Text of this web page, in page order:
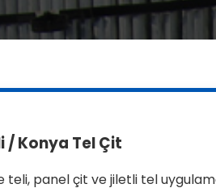
/ Konya Tel Çit
teli, panel çit ve jiletli tel